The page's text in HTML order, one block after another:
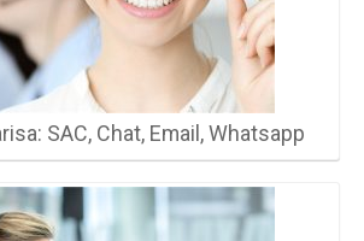
SAC, Chat, Email, Whatsapp